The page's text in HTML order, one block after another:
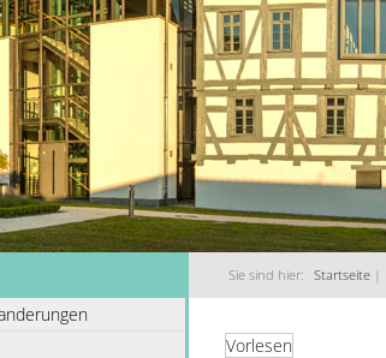
Sie sind hier: Startseite |
Vorlesen